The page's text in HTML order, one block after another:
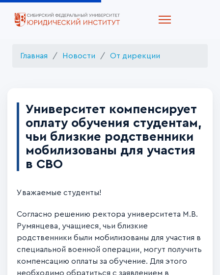
Главная Новости От дирекции
Университет компенсирует
оплату обучения студентам,
чьи близкие родственники
мобилизованы для участия
в СВО
Уважаемые студенты!
Согласно решению ректора университета М.В.
Румянцева, учащиеся, чьи близкие
родственники были мобилизованы для участия в
специальной военной операции, могут получить
компенсацию оплаты за обучение. Для этого
необходимо обратиться с заявлением в